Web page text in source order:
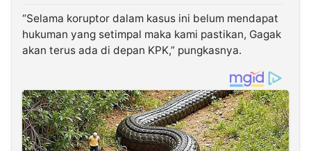
“Selama koruptor dalam kasus ini belum mendapat
hukuman yang setimpal maka kami pastikan, Gagak
akan terus ada di depan KPK,” pungkasnya.